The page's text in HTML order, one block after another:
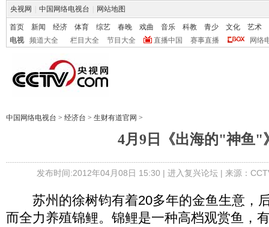
央视网 中国网络电视台 网站地图
首页 新闻 经济 体育 综艺 春晚 戏曲 音乐 科教 青少 文化
艺术
电视
频道大全 栏目大全 节目大全 直播中国 赛事直播 网络
中国网络电视台 > 经济台 > 生财有道官网 >
4月9日《出海的"神鱼"
发布时间:2012年04月08日 15:30 | 进入复兴论坛| 来源：
苏州的徐树钧有着20多年的金鱼生意，
而全力养殖锦鲤。锦鲤是一种高档观赏鱼，